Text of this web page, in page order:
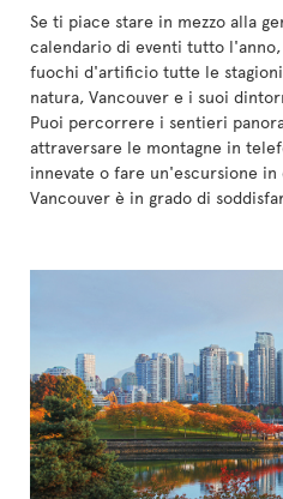
Se ti piace stare in mezzo alla
calendario di eventi tutto
fuochi d'artificio tutte le
natura, Vancouver e i suoi
Puoi percorrere i sentieri
attraversare le montagne in
innevate o fare un'escursione in
Vancouver è in grado di